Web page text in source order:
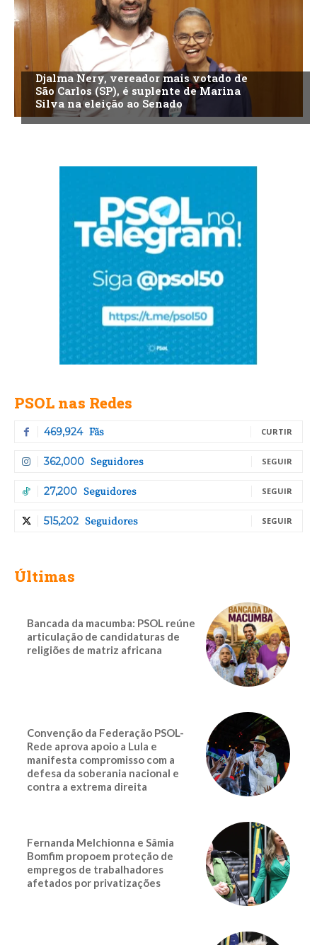
Djalma Nery, vereador mais votado de
São Carlos (SP), é suplente de Marina
Silva na eleição ao Senado
PSOL nas Redes
469,924 Fãs CURTIR
362,000 Seguidores SEGUIR
27,200 Seguidores SEGUIR
515,202 Seguidores SEGUIR
Últimas
Bancada da macumba: PSOL reúne
articulação de candidaturas de
religiões de matriz africana
Convenção da Federação PSOL-
Rede aprova apoio a Lula e
manifesta compromisso com a
defesa da soberania nacional e
contra a extrema direita
Fernanda Melchionna e Sâmia
Bomfim propoem proteção de
empregos de trabalhadores
afetados por privatizações